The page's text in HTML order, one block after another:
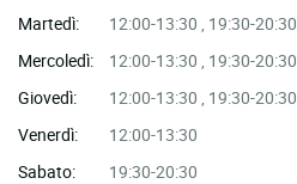
Martedì:
12:00-13:30 , 19:30-20:30
Mercoledì:
12:00-13:30 , 19:30-20:30
Giovedì:
12:00-13:30 , 19:30-20:30
Venerdì:
12:00-13:30
Sabato:
19:30-20:30